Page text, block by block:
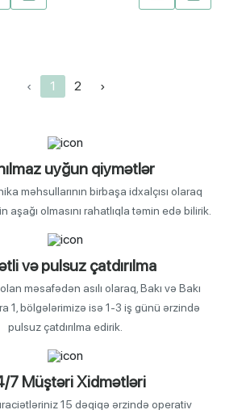
‹ 1 2 ›
uyğun qiymətlər
məhsullarının birbaşa idxalçısı olaraq
aşağı olmasını rahatlıqla təmin edə bilirik.
və pulsuz çatdırılma
məsafədən asılı olaraq, Bakı və Bakı
1, bölgələrimizə isə 1-3 iş günü ərzində
pulsuz çatdırılma edirik.
7 Müştəri Xidmətləri
15 dəqiqə ərzində operativ